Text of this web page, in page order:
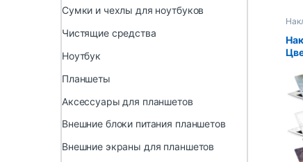
Сумки и чехлы для ноутбуков
Чистящие средства
Ноутбук
Планшеты
Аксессуары для планшетов
Внешние блоки питания планшетов
Внешние экраны для планшетов